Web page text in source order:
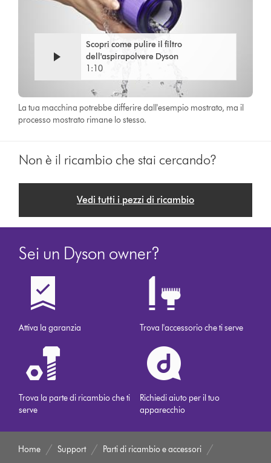
Scopri come pulire il filtro
dell'aspirapolvere Dyson
1:10
La tua macchina potrebbe differire dall'esempio mostrato, ma il
processo mostrato rimane lo stesso.
Non è il ricambio che stai cercando?
Vedi tutti i pezzi di ricambio
Sei un Dyson owner?
Attiva la garanzia Trova l'accessorio che ti serve
Trova la parte di ricambio che ti
serve
Richiedi aiuto per il tuo
apparecchio
Home Support Parti di ricambio e accessori